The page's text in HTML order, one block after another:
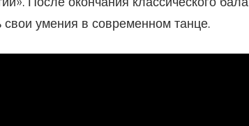
свои умения в современном танце.